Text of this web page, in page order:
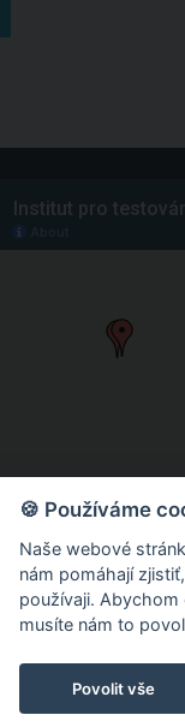
STUDIO TAOX
🍪 Používáme
Naše webové
nám pomáhají
používaji.
musíte nám to
Povolit vše